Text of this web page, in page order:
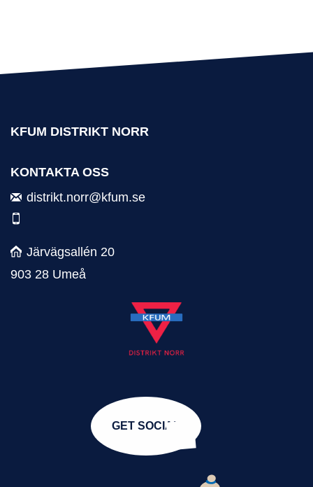
KFUM DISTRIKT NORR
KONTAKTA OSS
distrikt.norr@kfum.se
Järvägsallén 20
903 28 Umeå
GET SOCIAL